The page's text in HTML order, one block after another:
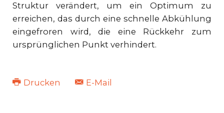
Struktur verändert, um ein Optimum zu
erreichen, das durch eine schnelle Abkühlung
eingefroren wird, die eine Rückkehr zum
ursprünglichen Punkt verhindert.
Drucken E-Mail